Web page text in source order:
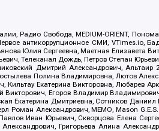
Радио Свобода, MEDIUM-ORIENT,
антикоррупционное СМИ, VTimes.io,
Юлия Сергеевна, Маетная Елизавета
Телеканал Дождь, Петров Степан
Дмитрий Александрович, Альтаир
Полина Владимировна, Лютов
Екатерина Викторовна, Любарев
Егоров Владимир
Екатерина Дмитриевна, Сотников
Роман Александрович, МЕМО, Mason
Иван Юрьевич, Скворцова Елена
Григорьева Алина